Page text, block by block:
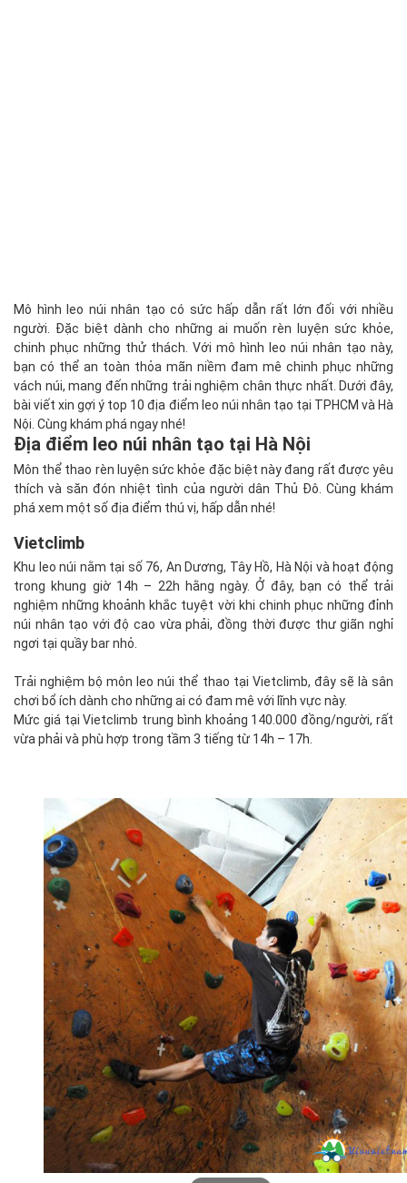
Mô hình leo núi nhân tạo có sức hấp dẫn rất lớn đối với nhiều
người. Đặc biệt dành cho những ai muốn rèn luyện sức khỏe,
chinh phục những thử thách. Với mô hình leo núi nhân tạo này,
bạn có thể an toàn thỏa mãn niềm đam mê chinh phục những
vách núi, mang đến những trải nghiệm chân thực nhất. Dưới đây,
bài viết xin gợi ý top 10 địa điểm leo núi nhân tạo tại TPHCM và Hà
Nội. Cùng khám phá ngay nhé!
Địa điểm leo núi nhân tạo tại Hà Nội
Môn thể thao rèn luyện sức khỏe đặc biệt này đang rất được yêu
thích và săn đón nhiệt tình của người dân Thủ Đô. Cùng khám
phá xem một số địa điểm thú vị, hấp dẫn nhé!
Vietclimb
Khu leo núi nằm tại số 76, An Dương, Tây Hồ, Hà Nội và hoạt động
trong khung giờ 14h – 22h hằng ngày. Ở đây, bạn có thể trải
nghiệm những khoảnh khắc tuyệt vời khi chinh phục những đỉnh
núi nhân tạo với độ cao vừa phải, đồng thời được thư giãn nghỉ
ngơi tại quầy bar nhỏ.
Trải nghiệm bộ môn leo núi thể thao tại Vietclimb, đây sẽ là sân
chơi bổ ích dành cho những ai có đam mê với lĩnh vực này.
Mức giá tại Vietclimb trung bình khoảng 140.000 đồng/người, rất
vừa phải và phù hợp trong tầm 3 tiếng từ 14h – 17h.